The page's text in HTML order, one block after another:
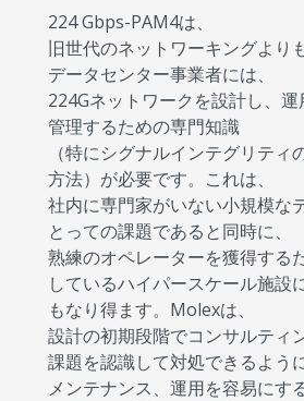
224 Gbps-PAM4は、
旧世代のネットワーキングより
データセンター事業者には、
224Gネットワークを設計し、運
管理するための専門知識
（特にシグナルインテグリティ
方法）が必要です。これは、
社内に専門家がいない小規模な
とっての課題であると同時に、
熟練のオペレーターを獲得する
しているハイパースケール施設
もなり得ます。Molexは、
設計の初期段階でコンサルティ
課題を認識して対処できるよう
メンテナンス、運用を容易にす